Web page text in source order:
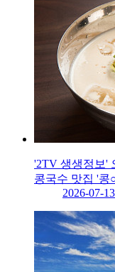
'2TV 생생정보'
콩국수 맛집 '콩
2026-07-